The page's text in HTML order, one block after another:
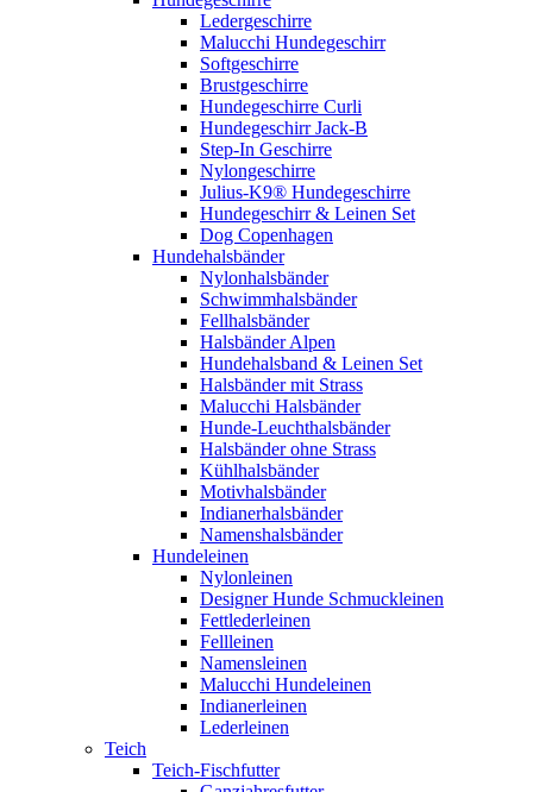
Ledergeschirre
Malucchi Hundegeschirr
Softgeschirre
Brustgeschirre
Hundegeschirre Curli
Hundegeschirr Jack-B
Step-In Geschirre
Nylongeschirre
Julius-K9® Hundegeschirre
Hundegeschirr & Leinen Set
Dog Copenhagen
Hundehalsbänder
Nylonhalsbänder
Schwimmhalsbänder
Fellhalsbänder
Halsbänder Alpen
Hundehalsband & Leinen Set
Halsbänder mit Strass
Malucchi Halsbänder
Hunde-Leuchthalsbänder
Halsbänder ohne Strass
Kühlhalsbänder
Motivhalsbänder
Indianerhalsbänder
Namenshalsbänder
Hundeleinen
Nylonleinen
Designer Hunde Schmuckleinen
Fettlederleinen
Fellleinen
Namensleinen
Malucchi Hundeleinen
Indianerleinen
Lederleinen
Teich
Teich-Fischfutter